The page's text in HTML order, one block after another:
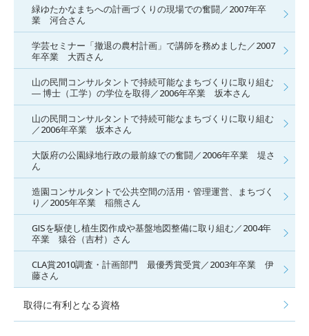
緑ゆたかなまちへの計画づくりの現場での奮闘／2007年卒
業 河合さん
学芸セミナー「撤退の農村計画」で講師を務めました／2007
年卒業 大西さん
山の民間コンサルタントで持続可能なまちづくりに取り組む
― 博士（工学）の学位を取得／2006年卒業 坂本さん
山の民間コンサルタントで持続可能なまちづくりに取り組む
／2006年卒業 坂本さん
大阪府の公園緑地行政の最前線での奮闘／2006年卒業 堤さ
ん
造園コンサルタントで公共空間の活用・管理運営、まちづく
り／2005年卒業 稲熊さん
GISを駆使し植生図作成や基盤地図整備に取り組む／2004年
卒業 猿谷（吉村）さん
CLA賞2010調査・計画部門 最優秀賞受賞／2003年卒業 伊
藤さん
取得に有利となる資格